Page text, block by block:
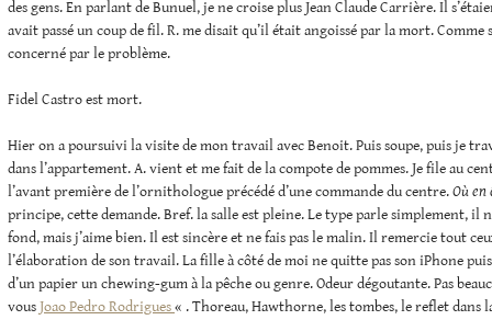
des gens. En parlant de Bunuel, je ne croise plus Jean Claude Carrière. Il
avait passé un coup de fil. R. me disait qu’il était angoissé par la mort. Comme
concerné par le problème.
Fidel Castro est mort.
Hier on a poursuivi la visite de mon travail avec Benoit. Puis soupe, puis je
dans l’appartement. A. vient et me fait de la compote de pommes. Je file au
l’avant première de l’ornithologue précédé d’une commande du centre.Où en
principe, cette demande. Bref. la salle est pleine. Le type parle simplement, il
fond, mais j’aime bien. Il est sincère et ne fais pas le malin. Il remercie tout
l’élaboration de son travail. La fille à côté de moi ne quitte pas son iPhone
d’un papier un chewing-gum à la pêche ou genre. Odeur dégoutante. Pas
vousJoao Pedro Rodrigues« . Thoreau, Hawthorne, les tombes, le reflet dans